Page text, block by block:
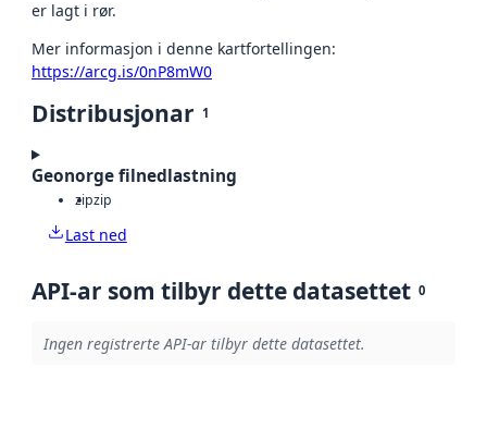
er lagt i rør.
Mer informasjon i denne kartfortellingen:
https://arcg.is/0nP8mW0
Distribusjonar 1
Geonorge filnedlastning
zipzip
Last ned
API-ar som tilbyr dette datasettet 0
Ingen registrerte API-ar tilbyr dette datasettet.